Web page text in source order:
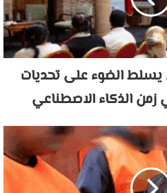
يسلط الضوء على تحديات
زمن الذكاء الاصطناعي